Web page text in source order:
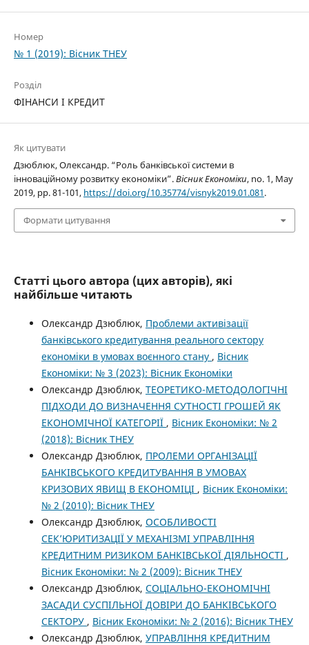
Номер
№ 1 (2019): Вісник ТНЕУ
Розділ
ФІНАНСИ І КРЕДИТ
Як цитувати
Дзюблюк, Олександр. “Роль банківської системи в
інноваційному розвитку економіки”.Вісник Економіки, no. 1, May
2019, pp. 81-101, https://doi.org/10.35774/visnyk2019.01.081.
Формати цитування
Статті цього автора (цих авторів), які
найбільше читають
Олександр Дзюблюк, Проблеми активізації
банківського кредитування реального сектору
економіки в умовах воєнного стану , Вісник
Економіки: № 3 (2023): Вісник Економіки
Олександр Дзюблюк, ТЕОРЕТИКО-МЕТОДОЛОГІЧНІ
ПІДХОДИ ДО ВИЗНАЧЕННЯ СУТНОСТІ ГРОШЕЙ ЯК
ЕКОНОМІЧНОЇ КАТЕГОРІЇ , Вісник Економіки: № 2
(2018): Вісник ТНЕУ
Олександр Дзюблюк, ПРОЛЕМИ ОРГАНІЗАЦІЇ
БАНКІВСЬКОГО КРЕДИТУВАННЯ В УМОВАХ
КРИЗОВИХ ЯВИЩ В ЕКОНОМІЦІ , Вісник Економіки:
№ 2 (2010): Вісник ТНЕУ
Олександр Дзюблюк, ОСОБЛИВОСТІ
СЕК’ЮРИТИЗАЦІЇ У МЕХАНІЗМІ УПРАВЛІННЯ
КРЕДИТНИМ РИЗИКОМ БАНКІВСЬКОЇ ДІЯЛЬНОСТІ ,
Вісник Економіки: № 2 (2009): Вісник ТНЕУ
Олександр Дзюблюк, СОЦІАЛЬНО-ЕКОНОМІЧНІ
ЗАСАДИ СУСПІЛЬНОЇ ДОВІРИ ДО БАНКІВСЬКОГО
СЕКТОРУ , Вісник Економіки: № 2 (2016): Вісник ТНЕУ
Олександр Дзюблюк, УПРАВЛІННЯ КРЕДИТНИМ